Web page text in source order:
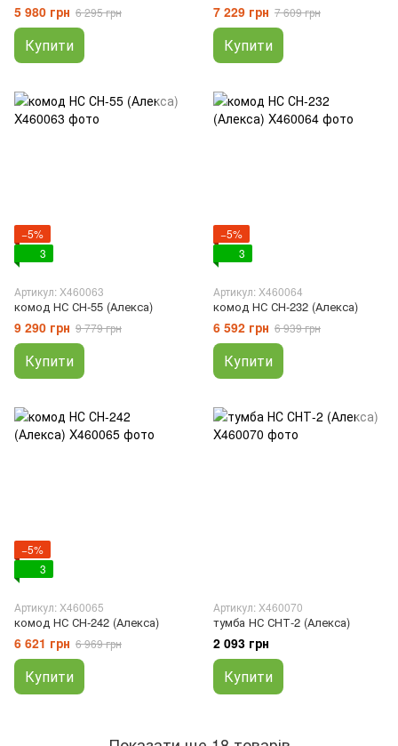
5 980 грн 6 295 грн
Купити
7 229 грн 7 609 грн
Купити
−5%
3
Артикул: X460063
комод НС СН-55 (Алекса)
9 290 грн 9 779 грн
Купити
−5%
3
Артикул: X460064
комод НС СН-232 (Алекса)
6 592 грн 6 939 грн
Купити
−5%
3
Артикул: X460065
комод НС СН-242 (Алекса)
6 621 грн 6 969 грн
Купити
Артикул: X460070
тумба НС СНТ-2 (Алекса)
2 093 грн
Купити